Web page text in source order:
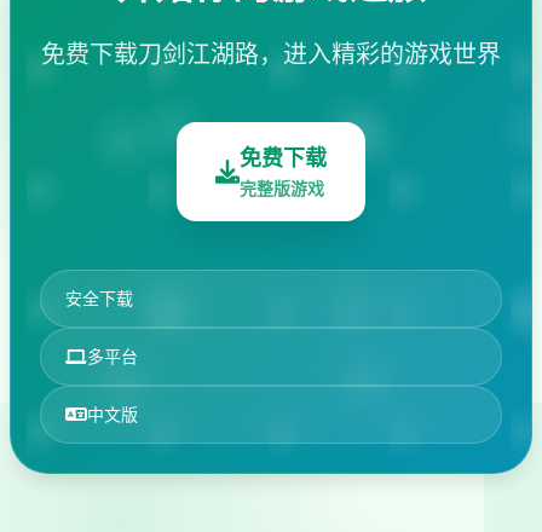
免费下载刀剑江湖路，进入精彩的游戏世界
免费下载
完整版游戏
安全下载
多平台
中文版